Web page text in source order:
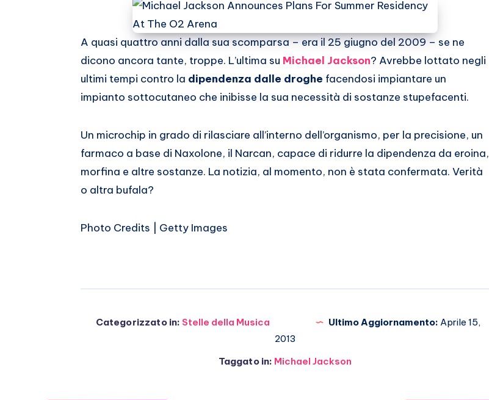
A quasi quattro anni dalla sua scomparsa – era il 25 giugno del 2009 – se ne
dicono ancora tante, troppe. L’ultima su Michael Jackson? Avrebbe lottato negli
ultimi tempi contro la dipendenza dalle droghe facendosi impiantare un
impianto sottocutaneo che inibisse la sua necessità di sostanze stupefacenti.
Un microchip in grado di rilasciare all’interno dell’organismo, per la precisione, un
farmaco a base di Naxolone, il Narcan, capace di ridurre la dipendenza da eroina,
morfina e altre sostanze. La notizia, al momento, non è stata confermata. Verità
o altra bufala?
Photo Credits | Getty Images
Categorizzato in: Stelle della Musica Ultimo Aggiornamento: Aprile 15,
2013
Taggato in: Michael Jackson